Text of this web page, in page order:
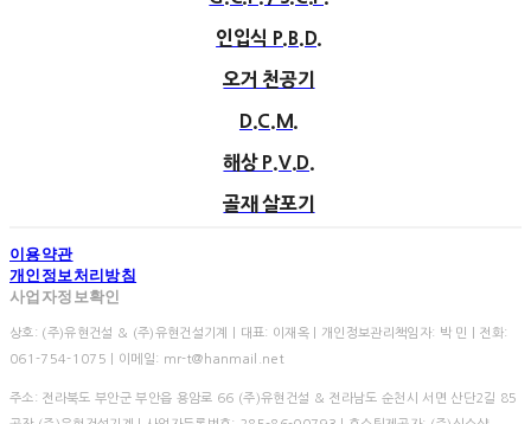
인입식 P.B.D.
오거 천공기
D.C.M.
해상 P.V.D.
골재 살포기
이용약관
개인정보처리방침
사업자정보확인
상호: (주)유현건설 & (주)유현건설기계 | 대표: 이재옥 | 개인정보관리책임자: 박 민 | 전화:
061-754-1075 | 이메일: mr-t@hanmail.net
주소: 전라북도 부안군 부안읍 용암로 66 (주)유현건설 & 전라남도 순천시 서면 산단2길 85